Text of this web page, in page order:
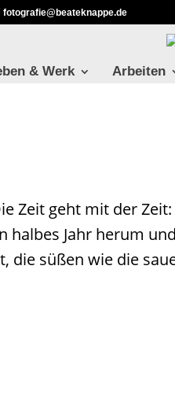
fotografie@beateknappe.de
& Werk Arbeiten
Zeit geht mit der
halbes Jahr herum
die süßen wie die